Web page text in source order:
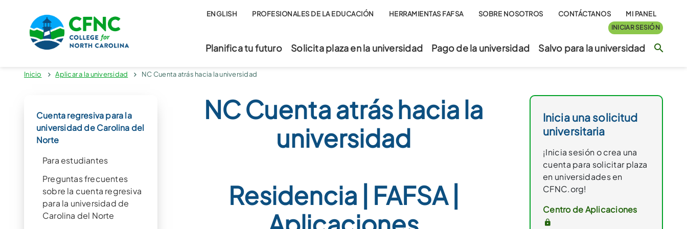
ENGLISH PROFESIONALES DE LA EDUCACIÓN HERRAMIENTAS FAFSA SOBRE NOSOTROS CONTÁCTANOS MI PANEL
INICIAR SESIÓN
Planifica tu futuro Solicita plaza en la universidad Pago de la universidad Salvo para la universidad
Inicio Aplicar a la universidad NC Cuenta atrás hacia la universidad
Cuenta regresiva para la
universidad de Carolina del
Norte
Para estudiantes
Preguntas frecuentes
sobre la cuenta regresiva
para la universidad de
Carolina del Norte
NC Cuenta atrás hacia la
universidad
Residencia | FAFSA |
Inicia una solicitud
universitaria
¡Inicia sesión o crea una
cuenta para solicitar plaza
en universidades en
CFNC.org!
Centro de Aplicaciones